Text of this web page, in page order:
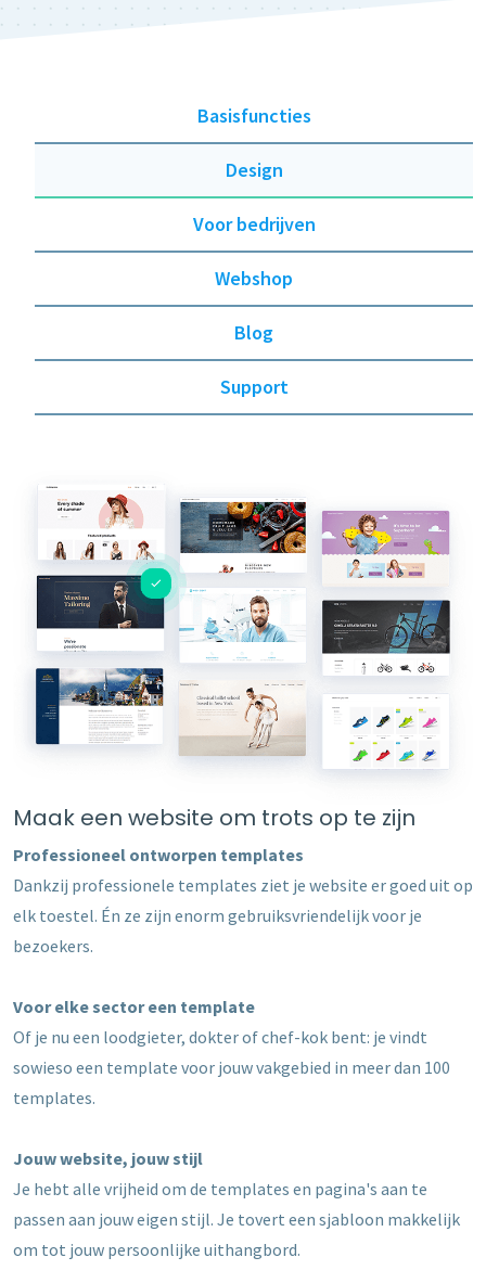
Basisfuncties
Design
Voor bedrijven
Webshop
Blog
Support
Maak een website om trots op te zijn
Professioneel ontworpen templates
Dankzij professionele templates ziet je website er goed uit op
elk toestel. Én ze zijn enorm gebruiksvriendelijk voor je
bezoekers.
Voor elke sector een template
Of je nu een loodgieter, dokter of chef-kok bent: je vindt
sowieso een template voor jouw vakgebied in meer dan 100
templates.
Jouw website, jouw stijl
Je hebt alle vrijheid om de templates en pagina's aan te
passen aan jouw eigen stijl. Je tovert een sjabloon makkelijk
om tot jouw persoonlijke uithangbord.